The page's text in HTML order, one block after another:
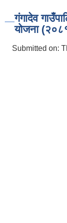
गंगादेव
योजना
Submitted on: